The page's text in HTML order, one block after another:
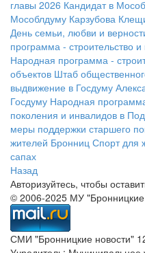
главы 2026 Кандидат в
Мособлдуму Карзубова
День семьи, любви и
программа - строительство
Народная программа -
объектов Штаб
выдвижение в Госдуму
Госдуму Народная
поколения и инвалидов в
меры поддержки старшего
жителей Бронниц Спорт для
сапах
Назад
Авторизуйтесь, чтобы
© 2006-2025 МУ "Бронницкие
СМИ "Бронницкие новости"